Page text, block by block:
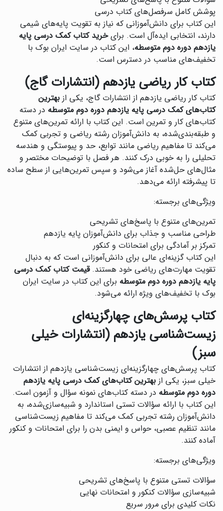
پوشش کامل سرفصل‌های کتاب درسی
این کتاب برای دانش‌آموزانی که نیاز به تقویت پایه‌های شیمی
دارند، انتخابی ایده‌آل است. برایخرید کتاب کمک درسی پایه
یازدهم دوره دوم متوسطه، این کتاب در سایت ایران بوک با
تخفیف‌های مناسب در دسترس است.
کتاب کار ریاضی یازدهم (انتشارات گاج)
کتاب کار ریاضی یازدهم از انتشارات گاج، یکی از بهترین
کتاب‌های کمک درسی پایه یازدهم دوره دوم متوسطه در دسته
کتاب‌های کار و تمرین است. این کتاب با ارائه تمرین‌های متنوع
و طبقه‌بندی‌شده، به دانش‌آموزان رشته ریاضی و تجربی کمک
می‌کند تا مفاهیم ریاضی مانند توابع، حد و پیوستگی و هندسه
تحلیلی را به خوبی درک کنند. هر فصل با توضیحات مختصر و
مثال‌های حل‌شده آغاز می‌شود و سپس تمرین‌هایی از سطح ساده
تا پیشرفته ارائه می‌دهد.
ویژگی‌های برجسته:
تمرین‌های متنوع با پاسخ‌های تشریحی
طراحی مناسب و جذاب برای دانش‌آموزان پایه یازدهم
تمرکز بر آمادگی برای امتحانات و کنکور
این کتاب گزینه‌ای عالی برای دانش‌آموزانی است که به دنبال
تقویت مهارت‌های ریاضی خود هستند.قیمت کتاب کمک درسی
پایه یازدهم دوره دوم متوسطه برای این کتاب در سایت ایران
بوک با تخفیف‌های ویژه ارائه می‌شود.
کتاب پرسش‌های چهارگزینه‌ای
زیست‌شناسی یازدهم (انتشارات خیلی
سبز)
کتاب پرسش‌های چهارگزینه‌ای زیست‌شناسی یازدهم از انتشارات
خیلی سبز، یکی از بهترین کتاب‌های کمک درسی پایه یازدهم
دوره دوم متوسطه در دسته کتاب‌های نمونه سؤال و آزمون است.
این کتاب با ارائه سؤالات تستی استاندارد و شبیه‌سازی‌شده، به
دانش‌آموزان رشته تجربی کمک می‌کند تا مفاهیم زیست‌شناسی
مانند تنظیم عصبی، حواس و ایمنی بدن را برای امتحانات و کنکور
آماده کنند.
ویژگی‌های برجسته:
سؤالات تستی متنوع با پاسخ‌های تشریحی
شبیه‌سازی سؤالات کنکور و امتحانات نهایی
نکات کلیدی برای مرور سریع